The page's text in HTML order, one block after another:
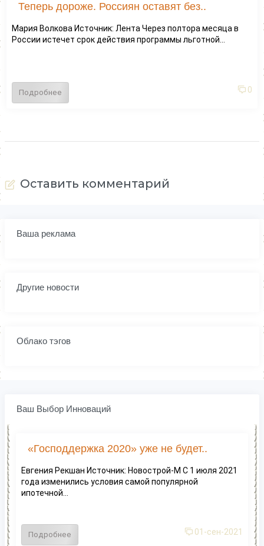
Теперь дороже. Россиян оставят без..
Мария Волкова Источник: Лента Через полтора месяца в
России истечет срок действия программы льготной...
Подробнее 0
Оставить комментарий
Ваша реклама
Другие новости
Облако тэгов
Ваш Выбор Инноваций
«Господдержка 2020» уже не будет..
Евгения Рекшан Источник: Новострой-М С 1 июля 2021
года изменились условия самой популярной
ипотечной...
Подробнее 01-сен-2021